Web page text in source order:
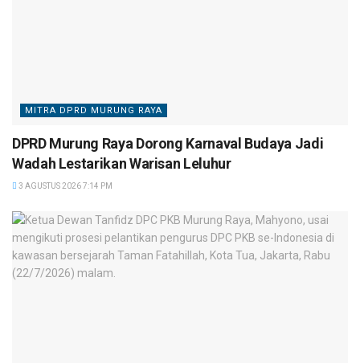
MITRA DPRD MURUNG RAYA
DPRD Murung Raya Dorong Karnaval Budaya Jadi
Wadah Lestarikan Warisan Leluhur
3 AGUSTUS 2026 7:14 PM